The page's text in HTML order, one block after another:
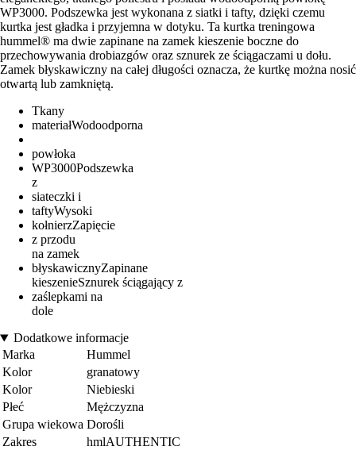
WP3000. Podszewka jest wykonana z siatki i tafty, dzięki czemu
kurtka jest gładka i przyjemna w dotyku. Ta kurtka treningowa
hummel® ma dwie zapinane na zamek kieszenie boczne do
przechowywania drobiazgów oraz sznurek ze ściągaczami u dołu.
Zamek błyskawiczny na całej długości oznacza, że kurtkę można nosić
otwartą lub zamkniętą.
Tkany
materiałWodoodporna
powłoka
WP3000Podszewka
z
siateczki i
taftyWysoki
kołnierzZapięcie
z przodu
na zamek
błyskawicznyZapinane
kieszenieSznurek ściągający z
zaślepkami na
dole
Dodatkowe informacje
Marka
Hummel
Kolor
granatowy
Kolor
Niebieski
Płeć
Mężczyzna
Grupa wiekowa Dorośli
Zakres
hmlAUTHENTIC